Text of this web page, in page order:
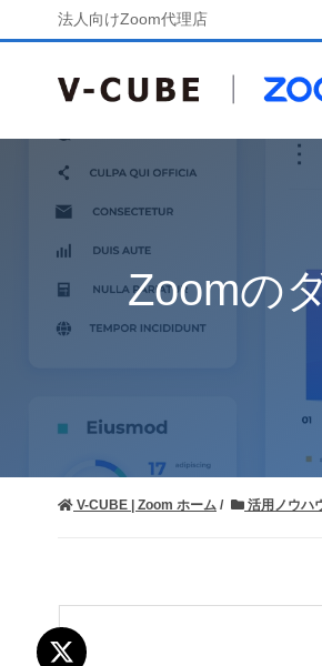
法人向けZoom代理店
Zoomの
V-CUBE | Zoom ホーム 活用ノウハ
ポスト